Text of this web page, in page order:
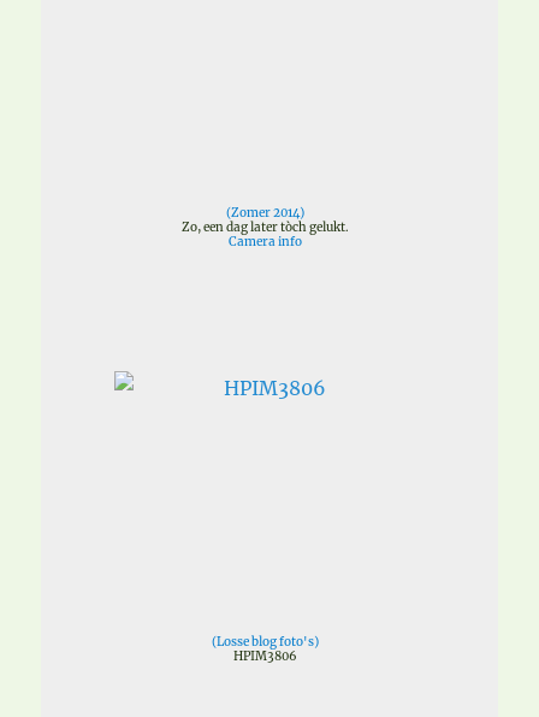
(Zomer 2014)
Zo, een dag later tòch gelukt.
Camera info
(Losse blog foto's)
HPIM3806